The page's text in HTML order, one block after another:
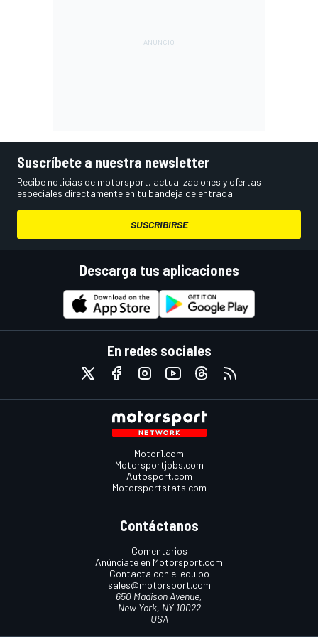
Suscríbete a nuestra newsletter
Recibe noticias de motorsport, actualizaciones y ofertas
especiales directamente en tu bandeja de entrada.
SUSCRIBIRSE
Descarga tus aplicaciones
En redes sociales
Motor1.com
Motorsportjobs.com
Autosport.com
Motorsportstats.com
Contáctanos
Comentarios
Anúnciate en Motorsport.com
Contacta con el equipo
sales@motorsport.com
650 Madison Avenue,
New York, NY 10022
USA